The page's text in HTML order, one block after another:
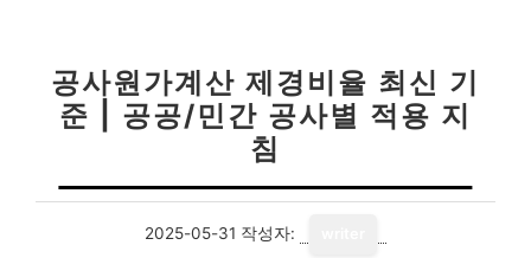
공사원가계산 제경비율 최신 기
준 | 공공/민간 공사별 적용 지
침
2025-05-31 작성자: